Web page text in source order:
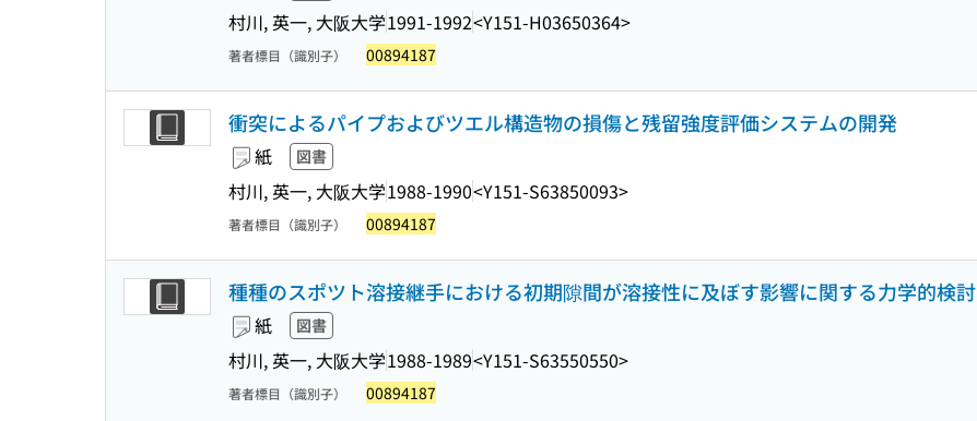
村川, 英一, 大阪大学1991-1992<Y151-H03650364>
著者標目（識別子） 00894187
衝突によるパイプおよびツエル構造物の損傷と残留強度評価システムの開発
紙 図書
村川, 英一, 大阪大学1988-1990<Y151-S63850093>
著者標目（識別子） 00894187
種種のスポツト溶接継手における初期隙間が溶接性に及ぼす影響に関する力学的検討
紙 図書
村川, 英一, 大阪大学1988-1989<Y151-S63550550>
著者標目（識別子） 00894187